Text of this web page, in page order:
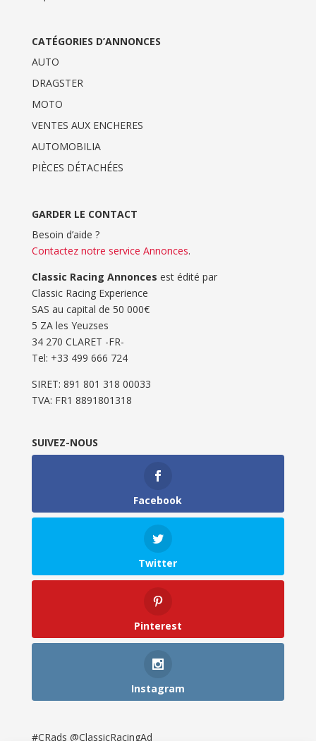
CATÉGORIES D’ANNONCES
AUTO
DRAGSTER
MOTO
VENTES AUX ENCHERES
AUTOMOBILIA
PIÈCES DÉTACHÉES
GARDER LE CONTACT
Besoin d’aide ?
Contactez notre service Annonces.
Classic Racing Annonces est édité par
Classic Racing Experience
SAS au capital de 50 000€
5 ZA les Yeuzses
34 270 CLARET -FR-
Tel: ‭+33 499 666 724‬
SIRET: 891 801 318 00033
TVA: FR1 8891801318
SUIVEZ-NOUS
Facebook
Twitter
Pinterest
Instagram
#CRads @ClassicRacingAd